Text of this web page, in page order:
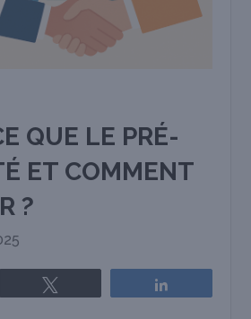
QUE LE PRÉ-
ET COMMENT
?